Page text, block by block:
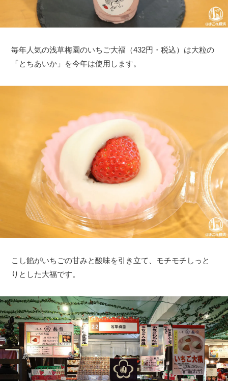
毎年人気の浅草梅園のいちご大福（432円・税込）は大粒の
「とちあいか」を今年は使用します。
こし餡がいちごの甘みと酸味を引き立て、モチモチしっと
りとした大福です。